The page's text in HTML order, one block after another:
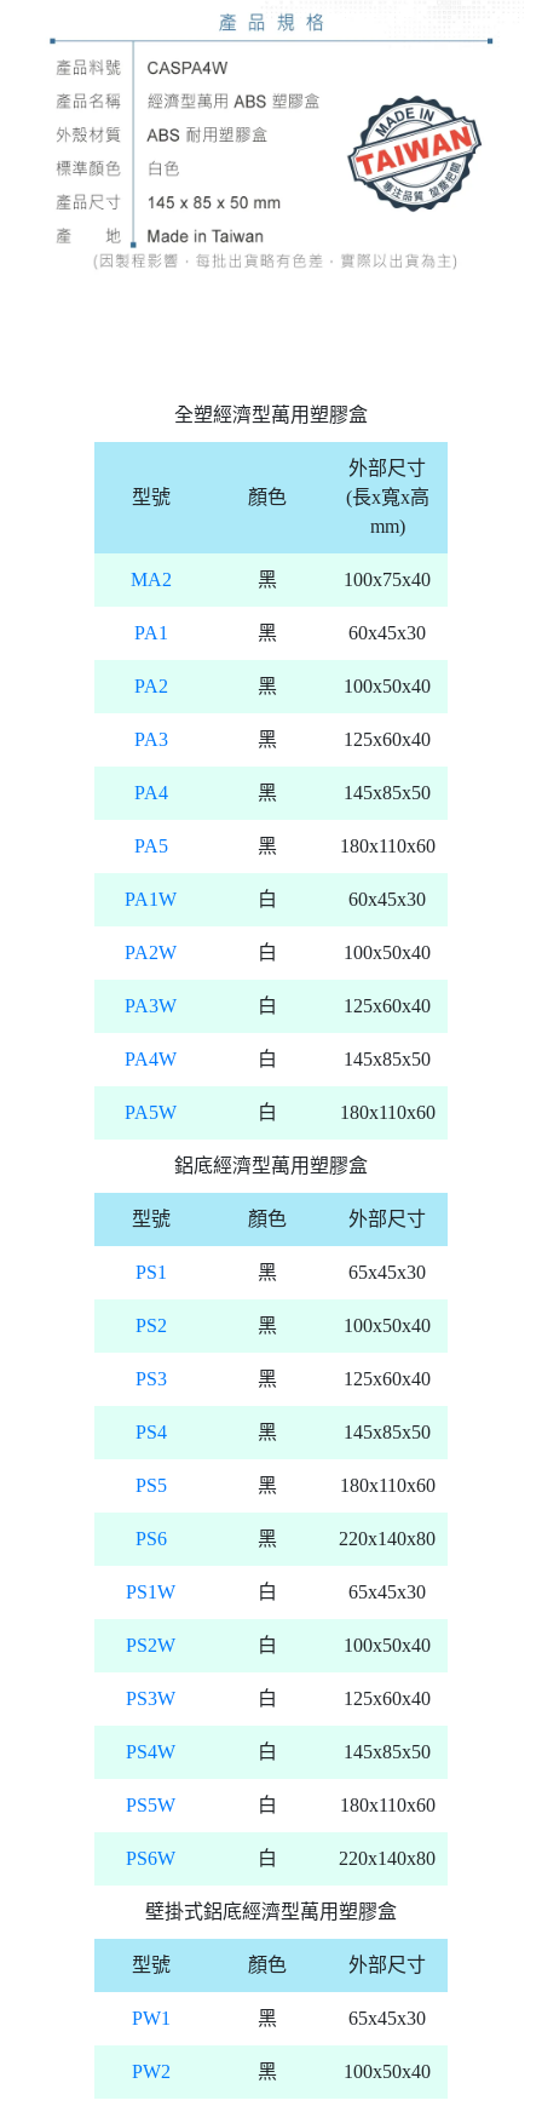
全塑經濟型萬用塑膠盒
型號 顏色
外部尺寸
(長x寬x高
mm)
MA2 黑 100x75x40
PA1 黑 60x45x30
PA2 黑 100x50x40
PA3 黑 125x60x40
PA4 黑 145x85x50
PA5 黑 180x110x60
PA1W 白 60x45x30
PA2W 白 100x50x40
PA3W 白 125x60x40
PA4W 白 145x85x50
PA5W 白 180x110x60
鋁底經濟型萬用塑膠盒
型號 顏色 外部尺寸
PS1 黑 65x45x30
PS2 黑 100x50x40
PS3 黑 125x60x40
PS4 黑 145x85x50
PS5 黑 180x110x60
PS6 黑 220x140x80
PS1W 白 65x45x30
PS2W 白 100x50x40
PS3W 白 125x60x40
PS4W 白 145x85x50
PS5W 白 180x110x60
PS6W 白 220x140x80
壁掛式鋁底經濟型萬用塑膠盒
型號 顏色 外部尺寸
PW1 黑 65x45x30
PW2 黑 100x50x40